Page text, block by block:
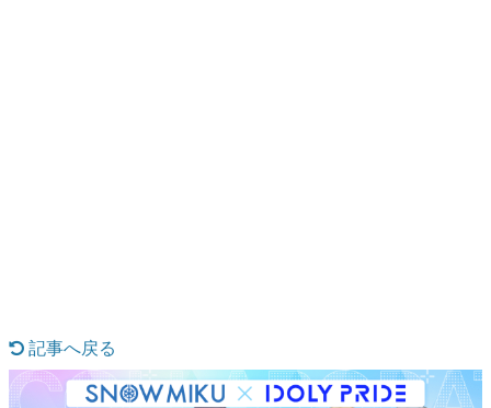
具体的な形から解き明かしていく、硬派で骨太な評論連載
です。
記事へ戻る